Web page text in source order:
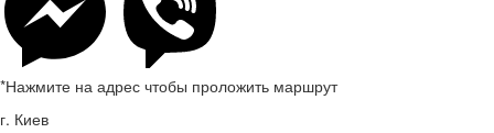
*Нажмите на адрес чтобы проложить маршрут
г. Киев